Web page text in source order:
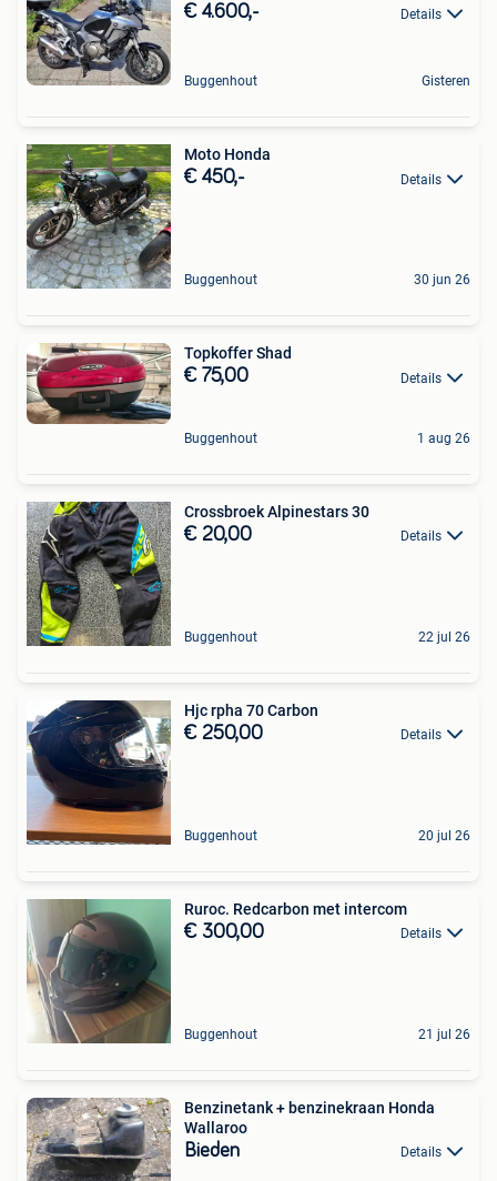
€ 4.600,- Details
Buggenhout Gisteren
Moto Honda
€ 450,- Details
Buggenhout 30 jun 26
Topkoffer Shad
€ 75,00 Details
Buggenhout 1 aug 26
Crossbroek Alpinestars 30
€ 20,00 Details
Buggenhout 22 jul 26
Hjc rpha 70 Carbon
€ 250,00 Details
Buggenhout 20 jul 26
Ruroc. Redcarbon met intercom
€ 300,00 Details
Buggenhout 21 jul 26
Benzinetank + benzinekraan Honda
Wallaroo
Bieden Details